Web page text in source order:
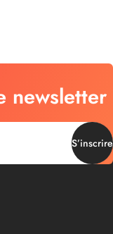
newsletter
S’inscrire